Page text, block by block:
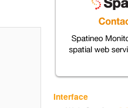
Interface